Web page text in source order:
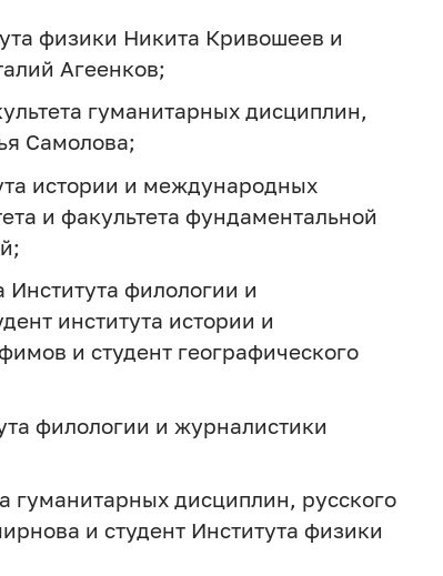
физики Никита Кривошеев и
Агеенков;
гуманитарных дисциплин,
Самолова;
истории и международных
и факультета фундаментальной
Института филологии и
института истории и
и студент географического
филологии и журналистики
гуманитарных дисциплин, русского
и студент Института физики